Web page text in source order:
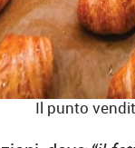
Il punto